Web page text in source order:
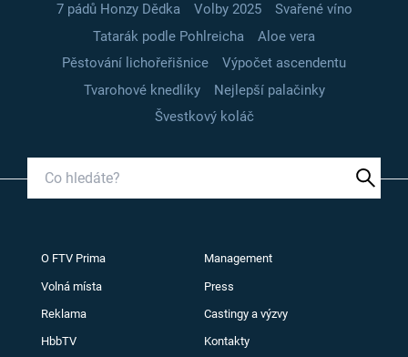
7 pádů Honzy Dědka
Volby 2025
Svařené víno
Tatarák podle Pohlreicha
Aloe vera
Pěstování lichořeřišnice
Výpočet ascendentu
Tvarohové knedlíky
Nejlepší palačinky
Švestkový koláč
O FTV Prima Management
Volná místa Press
Reklama Castingy a výzvy
HbbTV Kontakty